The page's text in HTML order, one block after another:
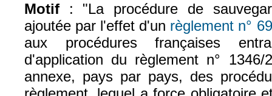
Motif : "La procédure de
ajoutée par l'effet d'un règlement n°
aux procédures françaises
d'application du règlement n° 1346/
annexe, pays par pays, des